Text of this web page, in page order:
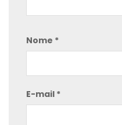
Nome *
E-mail *